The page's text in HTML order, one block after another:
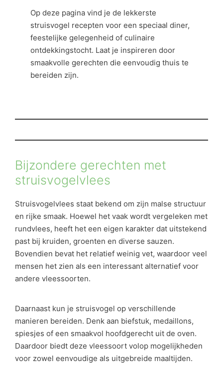
Op deze pagina vind je de lekkerste
struisvogel recepten voor een speciaal diner,
feestelijke gelegenheid of culinaire
ontdekkingstocht. Laat je inspireren door
smaakvolle gerechten die eenvoudig thuis te
bereiden zijn.
Bijzondere gerechten met
struisvogelvlees
Struisvogelvlees staat bekend om zijn malse structuur
en rijke smaak. Hoewel het vaak wordt vergeleken met
rundvlees, heeft het een eigen karakter dat uitstekend
past bij kruiden, groenten en diverse sauzen.
Bovendien bevat het relatief weinig vet, waardoor veel
mensen het zien als een interessant alternatief voor
andere vleessoorten.
Daarnaast kun je struisvogel op verschillende
manieren bereiden. Denk aan biefstuk, medaillons,
spiesjes of een smaakvol hoofdgerecht uit de oven.
Daardoor biedt deze vleessoort volop mogelijkheden
voor zowel eenvoudige als uitgebreide maaltijden.